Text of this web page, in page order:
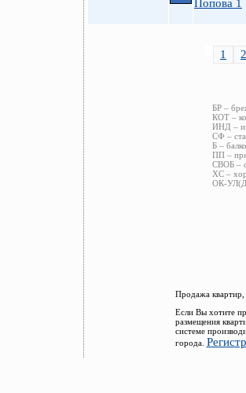
Попова 1
1 2
БР –
КОТ –
ИНД –
СФ –
Б –
ПП –
СВОБ –
ХС –
ОК-
Продажа
Если Вы хотите
размещения
системе
города.